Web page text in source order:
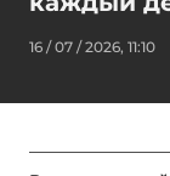
16 / 07 / 2026, 11:10